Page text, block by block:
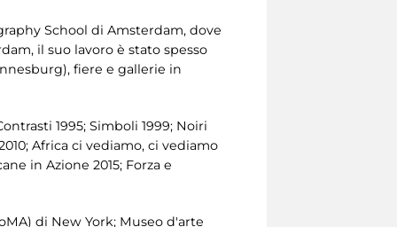
School di Amsterdam, dove
il suo lavoro è stato spesso
fiere e gallerie in
1995; Simboli 1999; Noiri
Africa ci vediamo, ci vediamo
in Azione 2015; Forza e
di New York; Museo d'arte